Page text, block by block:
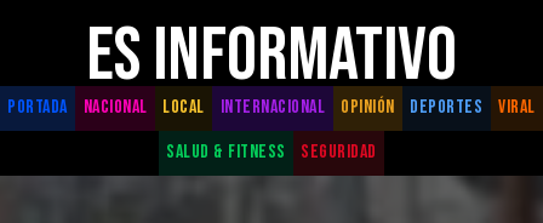
ES INFORMATIVO
PORTADA NACIONAL LOCAL INTERNACIONAL OPINIÓN DEPORTES
VIRAL
SALUD & FITNESS
SEGURIDAD